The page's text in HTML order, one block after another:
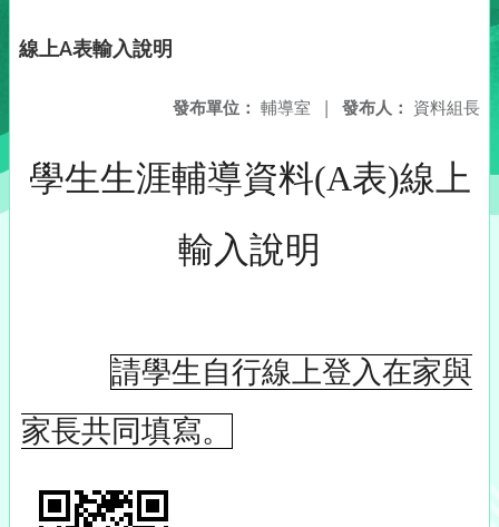
線上A表輸入說明
發布人： 資料組長
發布單位： 輔導室 |
學生生涯輔導資料(A表)線上
輸入說明
請學生自行線上登入在家與
家長共同填寫。